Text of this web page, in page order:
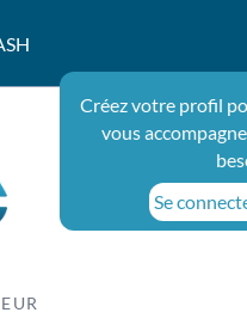
Créez votre profil
vous
Se